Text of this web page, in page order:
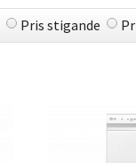
Pris stigande